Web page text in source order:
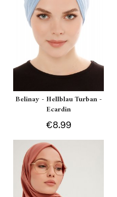
Belinay - Hellblau Turban -
Ecardin
€8.99